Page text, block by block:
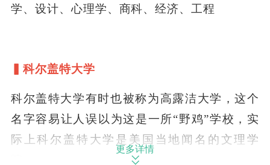
学、设计、心理学、商科、经济、工程
▍科尔盖特大学
科尔盖特大学有时也被称为高露洁大学，这个
名字容易让人误以为这是一所“野鸡”学校，实
际上科尔盖特大学是美国当地闻名的文理学
更多详情